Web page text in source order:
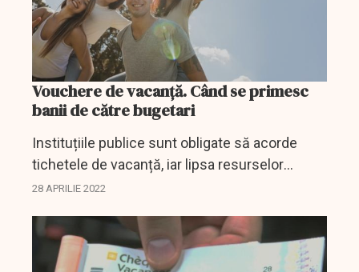
Vouchere de vacanță. Când se primesc
banii de către bugetari
Instituțiile publice sunt obligate să acorde
tichetele de vacanță, iar lipsa resurselor
financiare sau necuprinderea sumelor
piedică legală în...
28 APRILIE 2022